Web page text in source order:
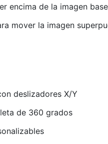
encima de la imagen base
mover la imagen
deslizadores X/Y
de 360 grados